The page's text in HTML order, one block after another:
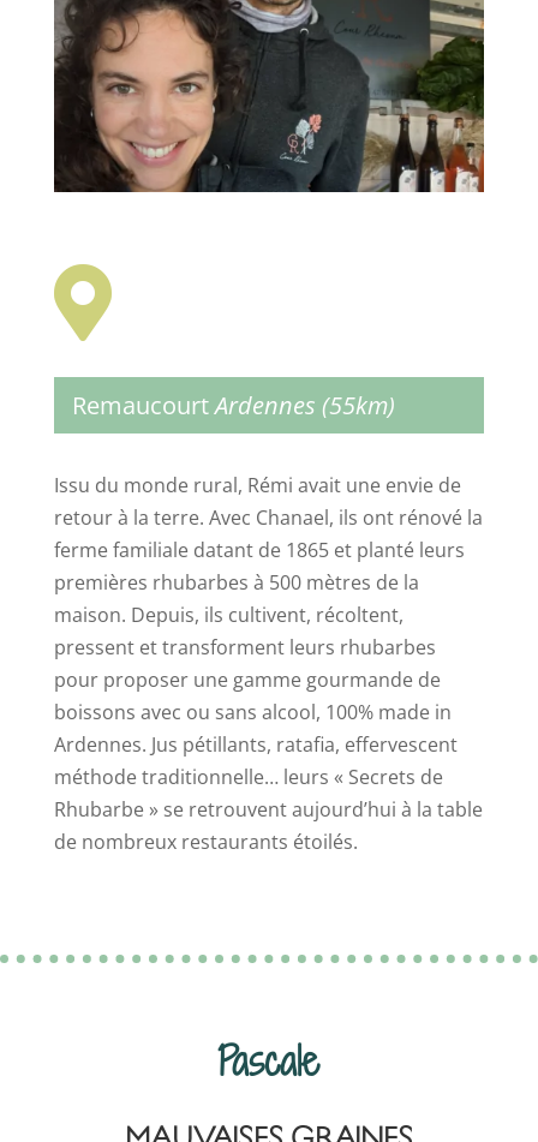

RemaucourtArdennes (55km)
Issu du monde rural, Rémi avait une envie de
retour à la terre. Avec Chanael, ils ont rénové la
ferme familiale datant de 1865 et planté leurs
premières rhubarbes à 500 mètres de la
maison. Depuis, ils cultivent, récoltent,
pressent et transforment leurs rhubarbes
pour proposer une gamme gourmande de
boissons avec ou sans alcool, 100% made in
Ardennes. Jus pétillants, ratafia, effervescent
méthode traditionnelle… leurs « Secrets de
Rhubarbe » se retrouvent aujourd’hui à la table
de nombreux restaurants étoilés.
Pascale